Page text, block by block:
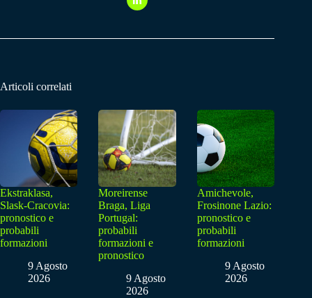
Articoli correlati
Ekstraklasa,
Slask-Cracovia:
pronostico e
probabili
formazioni
9 Agosto
2026
Moreirense
Braga, Liga
Portugal:
probabili
formazioni e
pronostico
9 Agosto
2026
Amichevole,
Frosinone Lazio:
pronostico e
probabili
formazioni
9 Agosto
2026